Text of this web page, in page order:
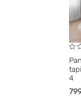
4